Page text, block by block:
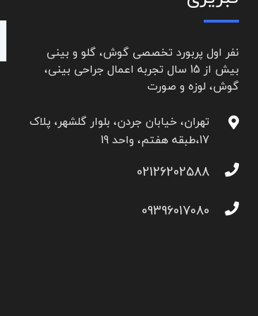
نفر اول پربورد تخصصی گوش، گلو و بینی
بیش از 15 سال تجربه اعمال جراحی بینی،
گوش، لوزه و صورت
تهران، خیابان جردن، بلوار گلشهر، پلاک
17،طبقه هفتم، واحد 19
02126202588
09396017080